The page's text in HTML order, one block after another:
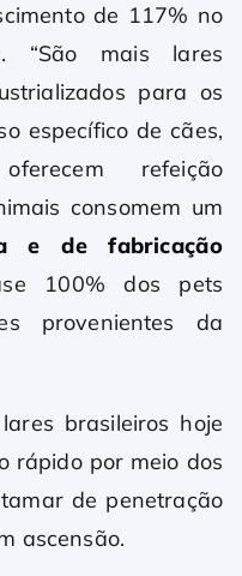
de 117% no
“São mais lares
para os
específico de cães,
refeição
consomem um
e de fabricação
100% dos pets
provenientes da
brasileiros hoje
rápido por meio dos
de penetração
ascensão.